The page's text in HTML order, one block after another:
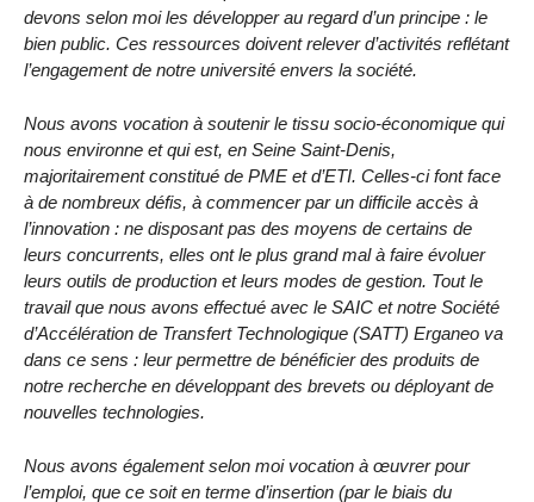
devons selon moi les développer au regard d’un principe : le
bien public. Ces ressources doivent relever d’activités reflétant
l’engagement de notre université envers la société.
Nous avons vocation à soutenir le tissu socio-économique qui
nous environne et qui est, en Seine Saint-Denis,
majoritairement constitué de PME et d’ETI. Celles-ci font face
à de nombreux défis, à commencer par un difficile accès à
l’innovation : ne disposant pas des moyens de certains de
leurs concurrents, elles ont le plus grand mal à faire évoluer
leurs outils de production et leurs modes de gestion. Tout le
travail que nous avons effectué avec le SAIC et notre Société
d’Accélération de Transfert Technologique (SATT) Erganeo va
dans ce sens : leur permettre de bénéficier des produits de
notre recherche en développant des brevets ou déployant de
nouvelles technologies.
Nous avons également selon moi vocation à œuvrer pour
l’emploi, que ce soit en terme d’insertion (par le biais du